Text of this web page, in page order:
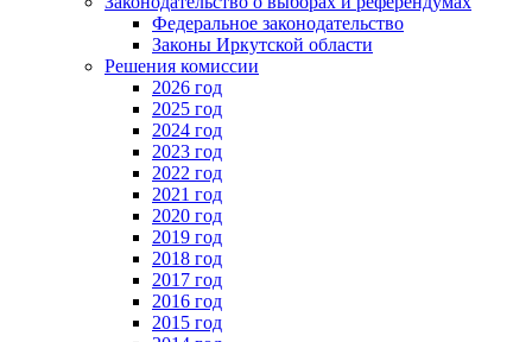
Федеральное законодательство
Законы Иркутской области
Решения комиссии
2026 год
2025 год
2024 год
2023 год
2022 год
2021 год
2020 год
2019 год
2018 год
2017 год
2016 год
2015 год